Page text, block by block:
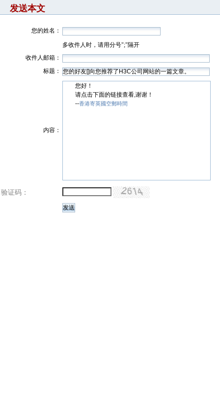
发送本文
您的姓名：
多收件人时，请用分号";"隔开
收件人邮箱：
标题：
内容：
您好！
请点击下面的链接查看,谢谢！
--香港寄英國空郵時間
验证码：